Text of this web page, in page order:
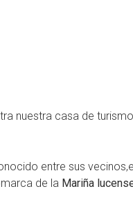
nuestra casa de
entre sus
de la Mariña